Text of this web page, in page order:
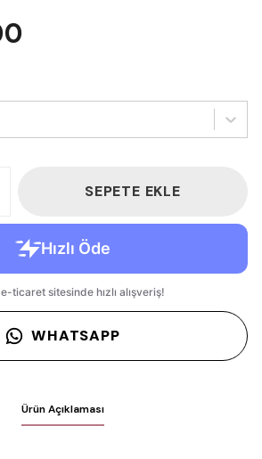
SEPETE EKLE
WHATSAPP
Ürün Açıklaması